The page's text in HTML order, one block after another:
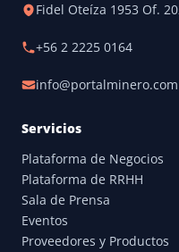
Fidel Oteíza 1953 Of.
+56 2 2225 0164
info@portalminero.com
Servicios
Plataforma de Negocios
Plataforma de RRHH
Sala de Prensa
Eventos
Proveedores y Productos